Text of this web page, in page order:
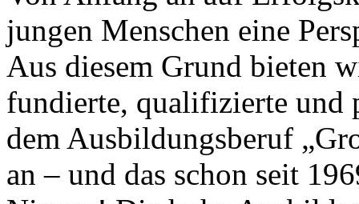
jungen Menschen eine
Aus diesem Grund bieten
fundierte, qualifizierte und
dem Ausbildungsberuf
an – und das schon seit